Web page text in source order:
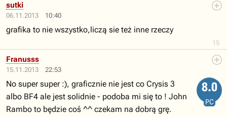
06.11.2013 10:40
15
sutki
grafika to nie wszystko,liczą sie też inne rzeczy
15.11.2013 22:53
Franusss
8.0
PC
No super super :), graficznie nie jest co Crysis 3
albo BF4 ale jest solidnie - podoba mi się to ! John
Rambo to będzie coś ^^ czekam na dobrą grę.